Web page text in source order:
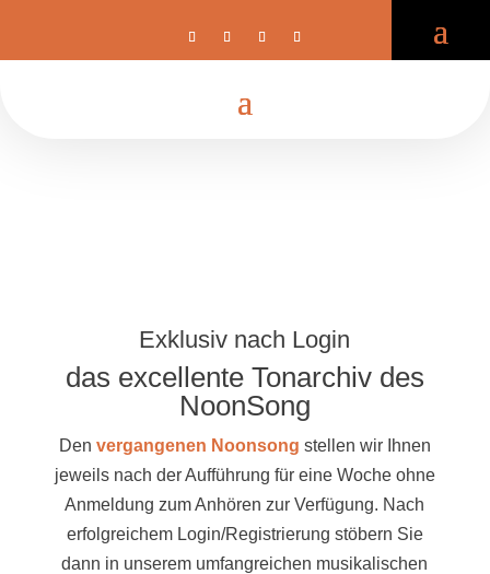
Exklusiv nach Login
das excellente Tonarchiv des
NoonSong
Den vergangenen Noonsong stellen wir Ihnen
jeweils nach der Aufführung für eine Woche ohne
Anmeldung zum Anhören zur Verfügung. Nach
erfolgreichem Login/Registrierung stöbern Sie
dann in unserem umfangreichen musikalischen